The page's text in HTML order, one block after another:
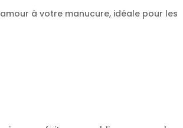
à votre manucure, idéale pour les